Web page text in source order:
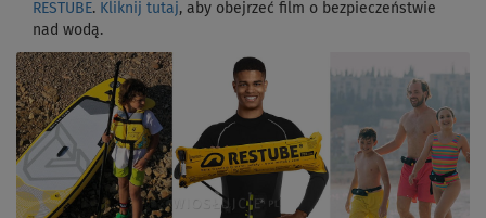
RESTUBE. Kliknij tutaj, aby obejrzeć film o bezpieczeństwie
nad wodą.